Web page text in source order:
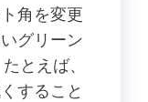
角を変更
グリーン
とえば、
すること